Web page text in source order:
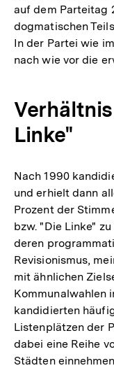
auf dem Parteitag
dogmatischen
In der Partei wie
nach wie vor die
Linke"
Nach 1990
und erhielt dann
Prozent der
bzw. "Die Linke"
deren
Revisionismus,
mit ähnlichen
Kommunalwahlen
kandidierten
Listenplätzen der
dabei eine Reihe
Städten